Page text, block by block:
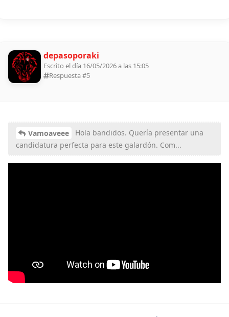
depasoporaki
Escrito el día 16/05/2026 a las 15:05
Respuesta #5
Vamoaveee
Hola bandidos. Quería presentar una
candidatura perfecta para este galardón. Com...